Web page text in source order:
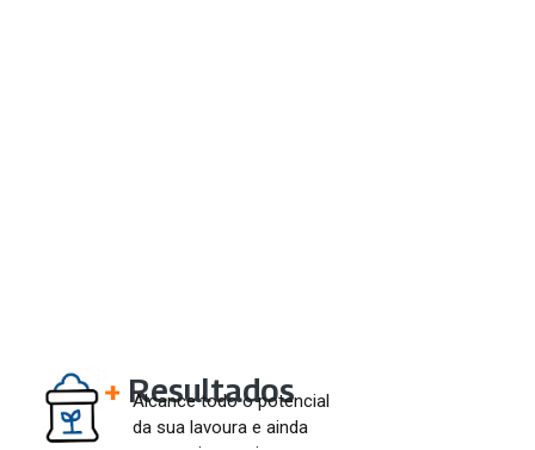
+ Resultados
Alcance todo o potencial
da sua lavoura e ainda